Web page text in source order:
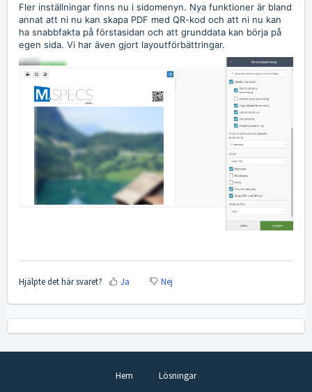
Fler inställningar finns nu i sidomenyn. Nya funktioner är bland
annat att ni nu kan skapa PDF med QR-kod och att ni nu kan
ha snabbfakta på förstasidan och att grunddata kan börja på
egen sida. Vi har även gjort layoutförbättringar.
Hjälpte det här svaret? Ja Nej
Hem Lösningar